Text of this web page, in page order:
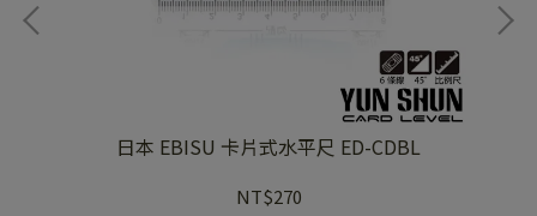
日本 EBISU 卡片式水平尺 ED-CDBL
NT$270